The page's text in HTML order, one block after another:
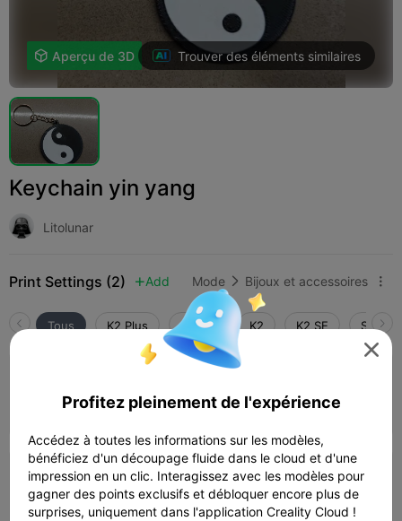
 Aperçu de 3D Trouver des éléments similaires
Keychain yin yang
Litolunar
Print Settings (2)  Add Mode  Bijoux et accessoires 
Tous K2 Plus K2 Pro K2 K2 SE
Auteur  23m 24s  1 plates  7.45g
0.2mm layer, 2 walls, 15% infill
 19m 53s  1 plates  9.79g


Profitez pleinement de l'expérience
Accédez à toutes les informations sur les modèles,
bénéficiez d'un découpage fluide dans le cloud et d'une
impression en un clic. Interagissez avec les modèles pour
gagner des points exclusifs et débloquer encore plus de
surprises, uniquement dans l'application Creality Cloud !